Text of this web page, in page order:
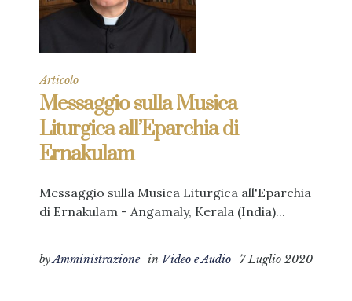
Articolo
Messaggio sulla Musica
Liturgica all’Eparchia di
Ernakulam
Messaggio sulla Musica Liturgica all'Eparchia
di Ernakulam - Angamaly, Kerala (India)...
7 Luglio 2020
byAmministrazione in Video e Audio